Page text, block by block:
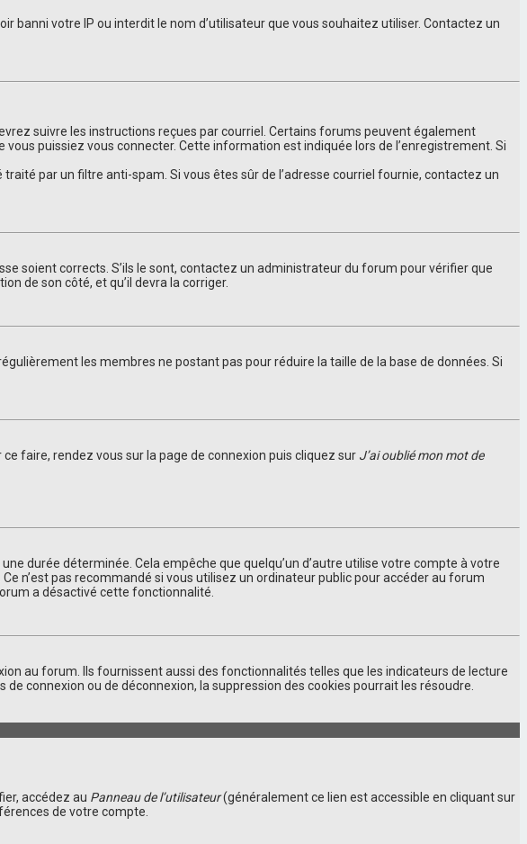
banni votre IP ou interdit le nom d’utilisateur que vous souhaitez utiliser. Contactez un
suivre les instructions reçues par courriel. Certains forums peuvent également
puissiez vous connecter. Cette information est indiquée lors de l’enregistrement. Si
par un filtre anti-spam. Si vous êtes sûr de l’adresse courriel fournie, contactez un
soient corrects. S’ils le sont, contactez un administrateur du forum pour vérifier que
de son côté, et qu’il devra la corriger.
les membres ne postant pas pour réduire la taille de la base de données. Si
faire, rendez vous sur la page de connexion puis cliquez sur J’ai oublié mon mot de
durée déterminée. Cela empêche que quelqu’un d’autre utilise votre compte à votre
n’est pas recommandé si vous utilisez un ordinateur public pour accéder au forum
a désactivé cette fonctionnalité.
au forum. Ils fournissent aussi des fonctionnalités telles que les indicateurs de lecture
connexion ou de déconnexion, la suppression des cookies pourrait les résoudre.
accédez au Panneau de l’utilisateur(généralement ce lien est accessible en cliquant sur
de votre compte.